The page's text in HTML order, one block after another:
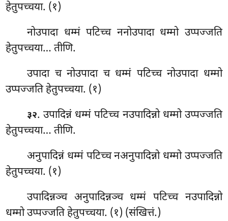
हेतुपच्चया. (१)
नोउपादा धम्मं पटिच्च ननोउपादा धम्मो उप्पज्जति
हेतुपच्चया… तीणि.
उपादा च नोउपादा च धम्मं पटिच्च नोउपादा धम्मो
उप्पज्जति हेतुपच्चया. (१)
३२. उपादिन्नं धम्मं पटिच्च नउपादिन्नो धम्मो उप्पज्जति
हेतुपच्चया… तीणि.
अनुपादिन्नं धम्मं पटिच्च नअनुपादिन्नो धम्मो उप्पज्जति
हेतुपच्चया. (१)
उपादिन्नञ्च अनुपादिन्नञ्च धम्मं पटिच्च नउपादिन्नो
धम्मो उप्पज्जति हेतुपच्चया. (१) (संखित्तं.)